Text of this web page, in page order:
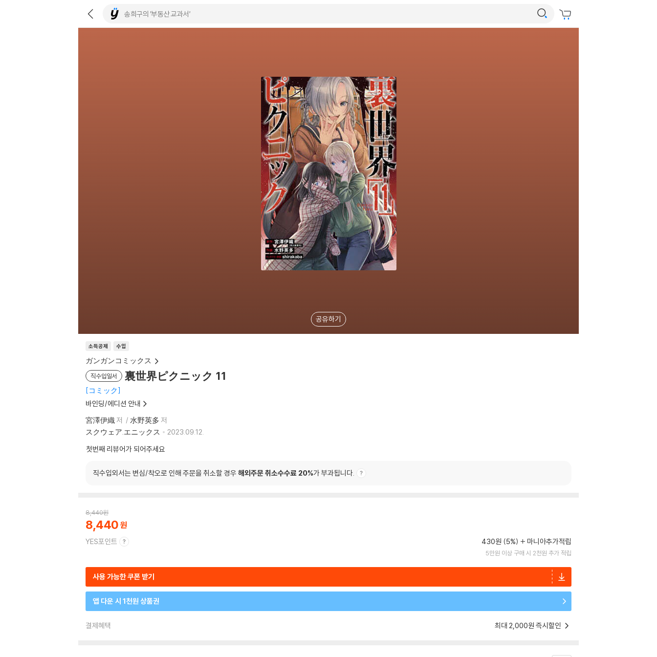
공유하기
소득공제 수입
ガンガンコミックス
직수입일서 裏世界ピクニック 11
コミック
바인딩/에디션 안내
宮澤伊織저 水野英多 저
スクウェア.エニックス
2023.09.12.
첫번째 리뷰어가 되어주세요
직수입외서는 변심/착오로 인해 주문을 취소할 경우 해외주문 취소수수료 20%가 부과됩니다.
8,440원
8,440
YES포인트 430원 (5%) 마니아추가적립
5만원 이상 구매 시 2천원 추가 적립
사용 가능한 쿠폰 받기
앱 다운 시 1천원 상품권
결제혜택 최대 2,000원 즉시할인